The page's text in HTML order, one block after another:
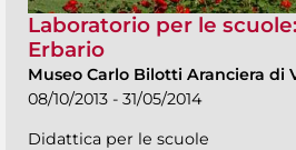
Laboratorio per le
Erbario
Museo Carlo Bilotti Aranciera di
08/10/2013 - 31/05/2014
Didattica per le scuole